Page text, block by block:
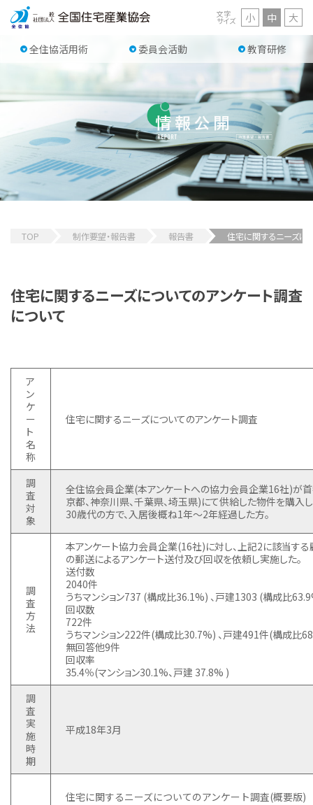
全住協活用術 委員会活動 教育研修
文字
サイズ 小 中 大
TOP 制作要望・報告書 報告書 住宅に関するニーズに
住宅に関するニーズについてのアンケート調査
について
ア
ン
ケ
ー
ト
名
称
住宅に関するニーズについてのアンケート調査
調
査
対
象
全住協会員企業(本アンケートへの協力会員企業16社)が
京都、神奈川県、千葉県、埼玉県)にて供給した物件を購入
30歳代の方で、入居後概ね1年～2年経過した方。
調
査
方
法
本アンケート協力会員企業(16社)に対し、上記2に該当す
の郵送によるアンケート送付及び回収を依頼し実施した。
送付数
2040件
うちマンション737 (構成比36.1%) 、戸建1303 (構成比
回収数
722件
うちマンション222件(構成比30.7%) 、戸建491件(構成比
無回答他9件
回収率
35.4％(マンション30.1%、戸建 37.8% )
調
査
実
施
時
期
平成18年3月
住宅に関するニーズについてのアンケート調査(概要版)